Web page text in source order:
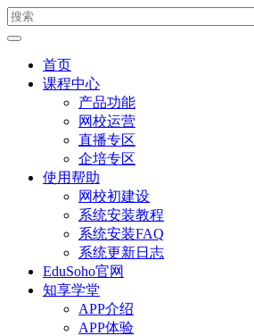
首页
课程中心
产品功能
网校运营
直播专区
企培专区
使用帮助
网校初建设
系统安装教程
系统安装FAQ
系统更新日志
EduSoho官网
知享学堂
APP介绍
APP体验